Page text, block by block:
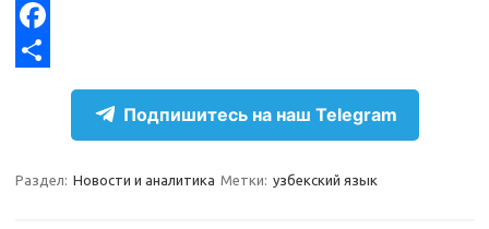
e
g
n
o
s
KX
F
bр
Подпишитесь на наш Telegram
Раздел: Новости и аналитика Метки: узбекский язык